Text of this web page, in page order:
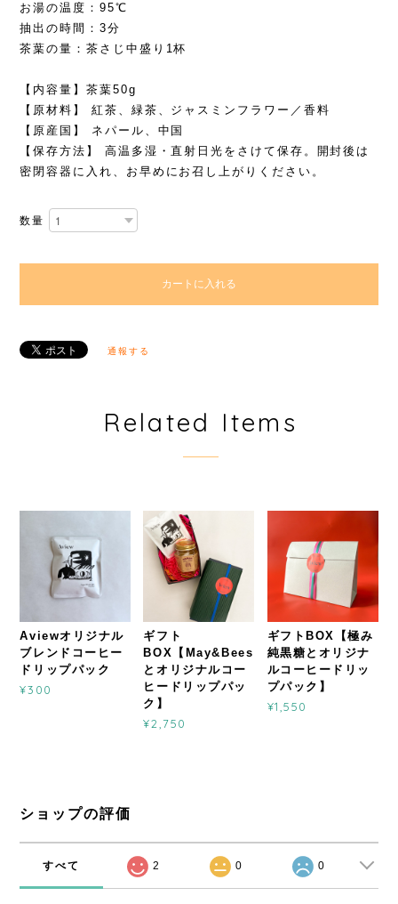
お湯の温度：95℃
抽出の時間：3分
茶葉の量：茶さじ中盛り1杯
【内容量】茶葉50g
【原材料】 紅茶、緑茶、ジャスミンフラワー／香料
【原産国】 ネパール、中国
【保存方法】 高温多湿・直射日光をさけて保存。開封後は
密閉容器に入れ、お早めにお召し上がりください。
数量
カートに入れる
通報する
Related Items
Aviewオリジナル
ブレンドコーヒー
ドリップパック
¥300
ギフト
BOX【May&Bees
とオリジナルコー
ヒードリップパッ
ク】
¥2,750
ギフトBOX【極み
純黒糖とオリジナ
ルコーヒードリッ
プパック】
¥1,550
ショップの評価
すべて 2 0 0